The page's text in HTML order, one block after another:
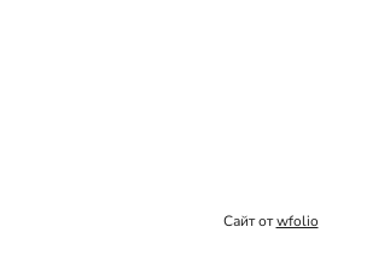
Сайт отwfolio